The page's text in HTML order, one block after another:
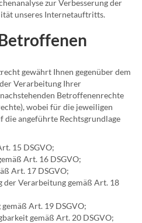
zur Verbesserung der
unseres Internetauftritts.
gewährt Ihnen gegenüber dem
Verarbeitung Ihrer
Betroffenenrechte
wobei für die jeweiligen
die angeführte Rechtsgrundlage
15 DSGVO;
Art. 16 DSGVO;
Art. 17 DSGVO;
der Verarbeitung gemäß Art. 18
Art. 19 DSGVO;
gemäß Art. 20 DSGVO;